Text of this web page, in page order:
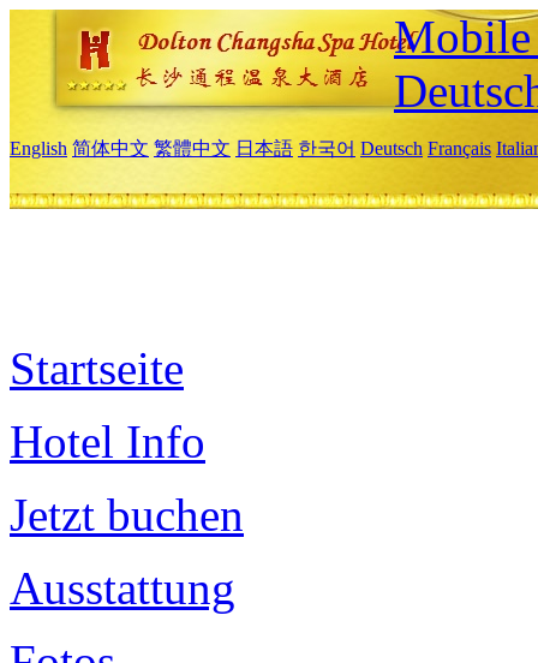
Mobile
English 简体中文 繁體中文 日本語 한국어 Deutsch Français
Startseite
Hotel Info
Jetzt buchen
Ausstattung